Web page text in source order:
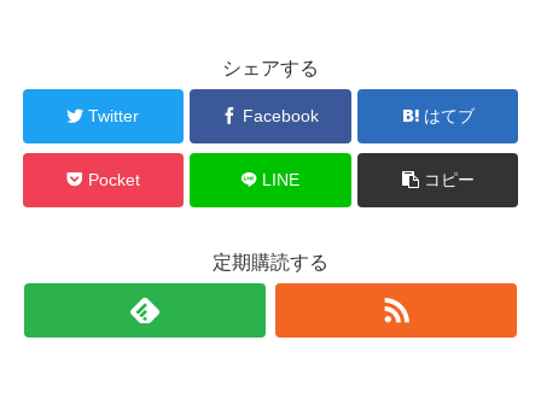
シェアする
Twitter Facebook はてブ
Pocket LINE コピー
定期購読する